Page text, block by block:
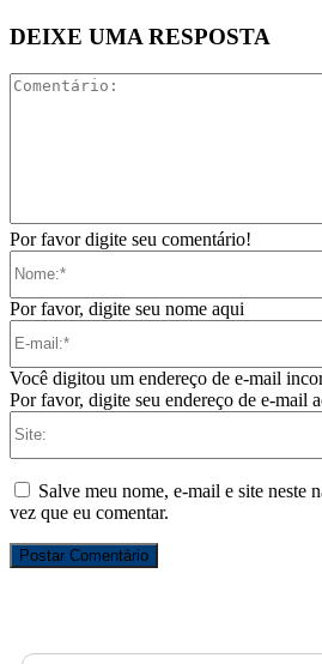
DEIXE UMA RESPOSTA
Por favor digite seu comentário!
Por favor, digite seu nome aqui
Você digitou um endereço de e-mail
Por favor, digite seu endereço de e-mail
Salve meu nome, e-mail e site neste
vez que eu comentar.